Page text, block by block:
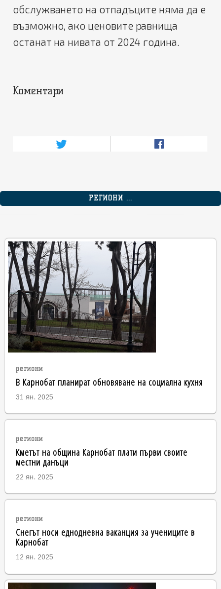
обслужването на отпадъците няма да е
възможно, ако ценовите равнища
останат на нивата от 2024 година.
Коментари
РЕГИОНИ ...
региони
В Карнобат планират обновяване на социална кухня
31 ян. 2025
региони
Кметът на община Карнобат плати първи своите
местни данъци
22 ян. 2025
региони
Снегът носи еднодневна ваканция за учениците в
Карнобат
12 ян. 2025